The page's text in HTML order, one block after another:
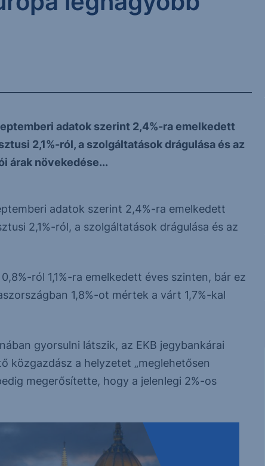
adatok szerint 2,4%-ra emelkedett
2,1%-ról, a szolgáltatások drágulása és az
árak növekedése...
adatok szerint 2,4%-ra emelkedett
2,1%-ról, a szolgáltatások drágulása és az
ról 1,1%-ra emelkedett éves szinten, bár ez
1,8%-ot mértek a várt 1,7%-kal
gyorsulni látszik, az EKB jegybankárai
közgazdász a helyzetet „meglehetősen
megerősítette, hogy a jelenlegi 2%-os